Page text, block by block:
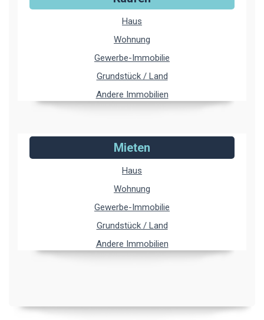
Haus
Wohnung
Gewerbe-Immobilie
Grundstück / Land
Andere Immobilien
Mieten
Haus
Wohnung
Gewerbe-Immobilie
Grundstück / Land
Andere Immobilien